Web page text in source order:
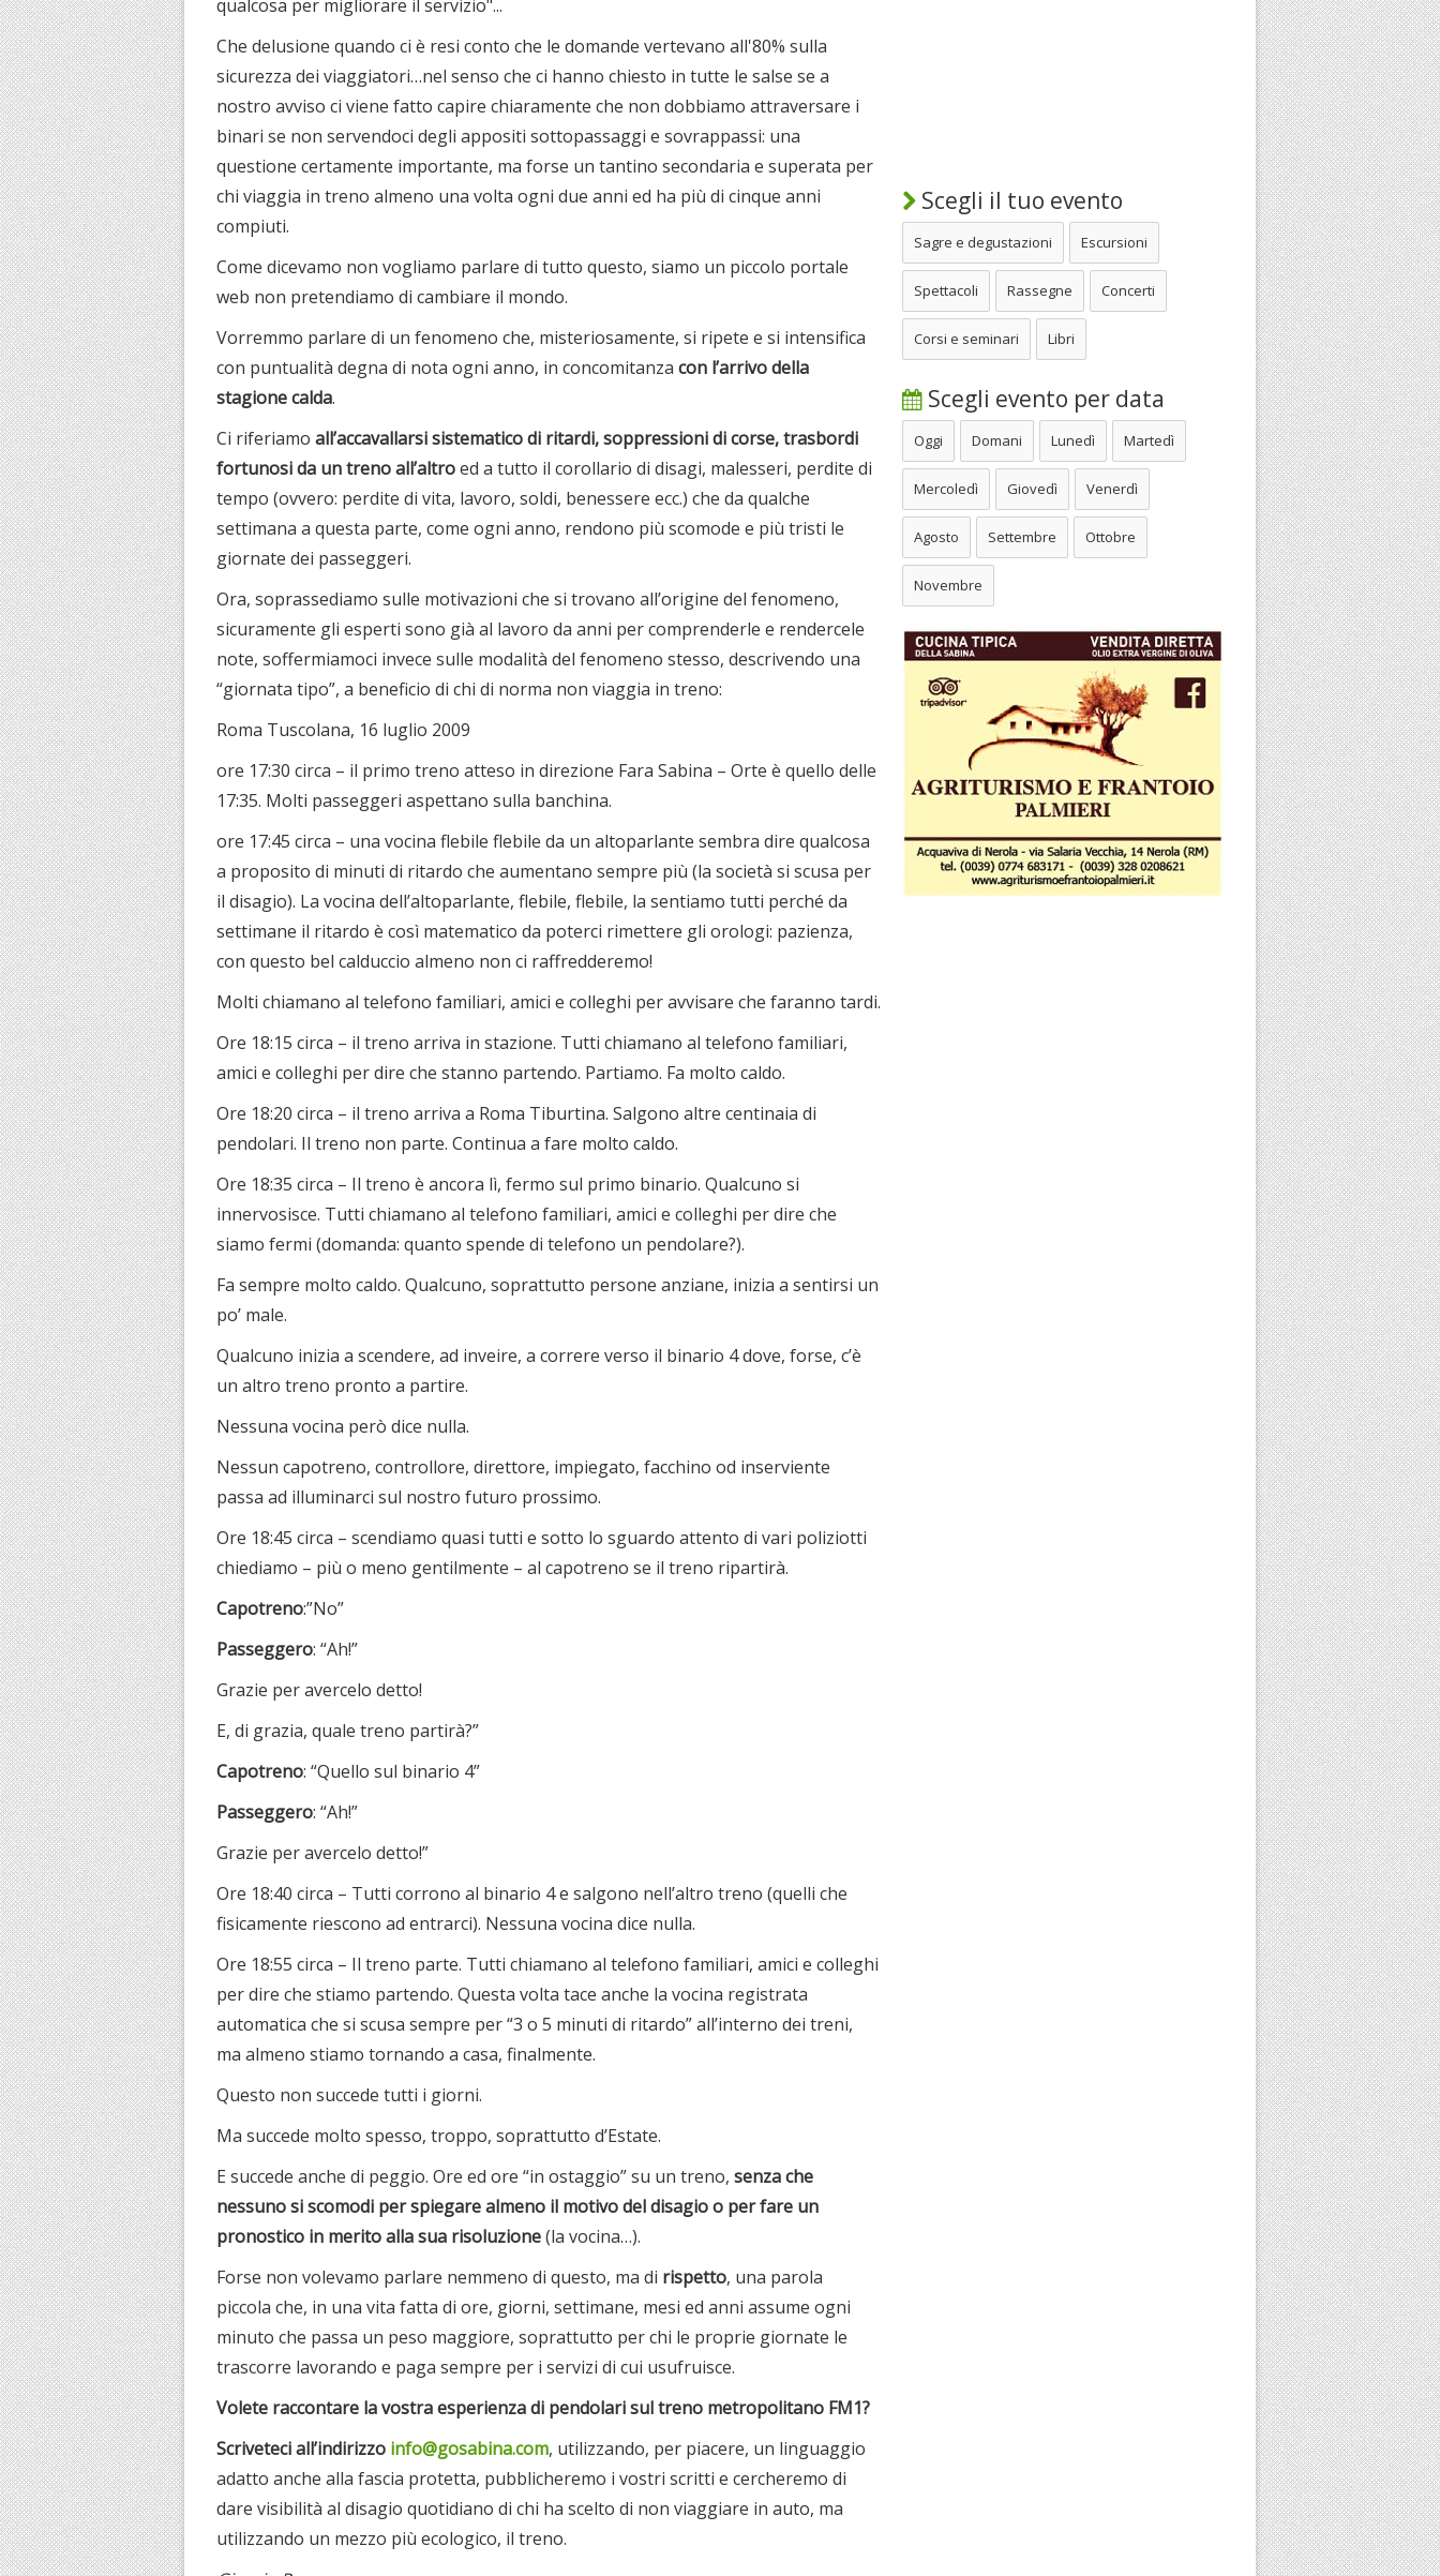
qualcosa per migliorare il servizio"...
Che delusione quando ci è resi conto che le domande vertevano all'80% sulla
sicurezza dei viaggiatori…nel senso che ci hanno chiesto in tutte le salse se a
nostro avviso ci viene fatto capire chiaramente che non dobbiamo attraversare i
binari se non servendoci degli appositi sottopassaggi e sovrappassi: una
questione certamente importante, ma forse un tantino secondaria e superata per
chi viaggia in treno almeno una volta ogni due anni ed ha più di cinque anni
compiuti.
Come dicevamo non vogliamo parlare di tutto questo, siamo un piccolo portale
web non pretendiamo di cambiare il mondo.
Vorremmo parlare di un fenomeno che, misteriosamente, si ripete e si intensifica
con puntualità degna di nota ogni anno, in concomitanza con l’arrivo della
stagione calda.
Ci riferiamo all’accavallarsi sistematico di ritardi, soppressioni di corse, trasbordi
fortunosi da un treno all’altroed a tutto il corollario di disagi, malesseri, perdite di
tempo (ovvero: perdite di vita, lavoro, soldi, benessere ecc.) che da qualche
settimana a questa parte, come ogni anno, rendono più scomode e più tristi le
giornate dei passeggeri.
Ora, soprassediamo sulle motivazioni che si trovano all’origine del fenomeno,
sicuramente gli esperti sono già al lavoro da anni per comprenderle e rendercele
note, soffermiamoci invece sulle modalità del fenomeno stesso, descrivendo una
“giornata tipo”, a beneficio di chi di norma non viaggia in treno:
Roma Tuscolana, 16 luglio 2009
ore 17:30 circa – il primo treno atteso in direzione Fara Sabina – Orte è quello delle
17:35. Molti passeggeri aspettano sulla banchina.
ore 17:45 circa – una vocina flebile flebile da un altoparlante sembra dire qualcosa
a proposito di minuti di ritardo che aumentano sempre più (la società si scusa per
il disagio). La vocina dell’altoparlante, flebile, flebile, la sentiamo tutti perché da
settimane il ritardo è così matematico da poterci rimettere gli orologi: pazienza,
con questo bel calduccio almeno non ci raffredderemo!
Molti chiamano al telefono familiari, amici e colleghi per avvisare che faranno tardi.
Ore 18:15 circa – il treno arriva in stazione. Tutti chiamano al telefono familiari,
amici e colleghi per dire che stanno partendo. Partiamo. Fa molto caldo.
Ore 18:20 circa – il treno arriva a Roma Tiburtina. Salgono altre centinaia di
pendolari. Il treno non parte. Continua a fare molto caldo.
Ore 18:35 circa – Il treno è ancora lì, fermo sul primo binario. Qualcuno si
innervosisce. Tutti chiamano al telefono familiari, amici e colleghi per dire che
siamo fermi (domanda: quanto spende di telefono un pendolare?).
Fa sempre molto caldo. Qualcuno, soprattutto persone anziane, inizia a sentirsi un
po’ male.
Qualcuno inizia a scendere, ad inveire, a correre verso il binario 4 dove, forse, c’è
un altro treno pronto a partire.
Nessuna vocina però dice nulla.
Nessun capotreno, controllore, direttore, impiegato, facchino od inserviente
passa ad illuminarci sul nostro futuro prossimo.
Ore 18:45 circa – scendiamo quasi tutti e sotto lo sguardo attento di vari poliziotti
chiediamo – più o meno gentilmente – al capotreno se il treno ripartirà.
Capotreno:”No”
Passeggero: “Ah!”
Grazie per avercelo detto!
E, di grazia, quale treno partirà?”
Capotreno: “Quello sul binario 4”
Passeggero: “Ah!”
Grazie per avercelo detto!”
Ore 18:40 circa – Tutti corrono al binario 4 e salgono nell’altro treno (quelli che
fisicamente riescono ad entrarci). Nessuna vocina dice nulla.
Ore 18:55 circa – Il treno parte. Tutti chiamano al telefono familiari, amici e colleghi
per dire che stiamo partendo. Questa volta tace anche la vocina registrata
automatica che si scusa sempre per “3 o 5 minuti di ritardo” all’interno dei treni,
ma almeno stiamo tornando a casa, finalmente.
Questo non succede tutti i giorni.
Ma succede molto spesso, troppo, soprattutto d’Estate.
E succede anche di peggio. Ore ed ore “in ostaggio” su un treno, senza che
nessuno si scomodi per spiegare almeno il motivo del disagio o per fare un
pronostico in merito alla sua risoluzione(la vocina…).
Forse non volevamo parlare nemmeno di questo, ma di rispetto, una parola
piccola che, in una vita fatta di ore, giorni, settimane, mesi ed anni assume ogni
minuto che passa un peso maggiore, soprattutto per chi le proprie giornate le
trascorre lavorando e paga sempre per i servizi di cui usufruisce.
Volete raccontare la vostra esperienza di pendolari sul treno metropolitano FM1?
Scriveteci all’indirizzo info@gosabina.com, utilizzando, per piacere, un linguaggio
adatto anche alla fascia protetta, pubblicheremo i vostri scritti e cercheremo di
dare visibilità al disagio quotidiano di chi ha scelto di non viaggiare in auto, ma
utilizzando un mezzo più ecologico, il treno.
Scegli il tuo evento
Sagre e degustazioni Escursioni
Spettacoli Rassegne Concerti
Corsi e seminari Libri
Scegli evento per data
Oggi Domani Lunedì Martedì
Mercoledì Giovedì Venerdì
Agosto Settembre Ottobre
Novembre